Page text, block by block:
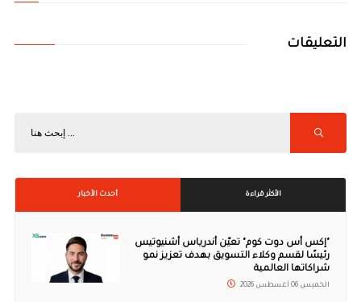
التعليقات
الأكثر قراءة أحدث الأخبار
"إكس أس دوت كوم" تعيّن أندرياس أشنيوتيس
رئيسًا لقسم وكلاء التسويق بهدف تعزيز نمو
شراكاتها العالمية
الخميس 06 أغسطس 2026